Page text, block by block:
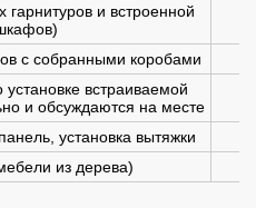
гарнитуров и встроенной
с собранными коробами
встраиваемой
и обсуждаются на месте
установка вытяжки
из дерева)